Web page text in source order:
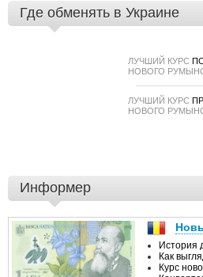
Где обменять в Украине
ЛУЧШИЙ КУРС
НОВОГО
ЛУЧШИЙ КУРС
НОВОГО
Информер